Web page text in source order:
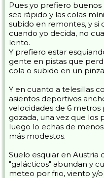
Pues yo prefiero
sea rápido y las colas
subido en remontes, y si
cuando yo decida, no
lento.
Y prefiero estar
gente en pistas que
cola o subido en un
Y en cuanto a telesillas
asientos deportivos
velocidades de 6 metros
gozada, una vez que los
luego lo echas de
más modestos.
Suelo esquiar en Austria
"galácticos" abundan y
meteo por frio, viento y/